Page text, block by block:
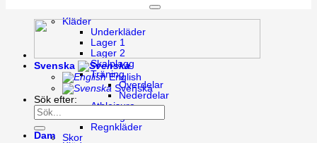
Kläder
Underkläder
Lager 1
Lager 2
Skalplagg
Träning
Överdelar
Nederdelar
Athleisure
Regnkläder
Skor
Svenska
English
Svenska
Sök efter:
Dam